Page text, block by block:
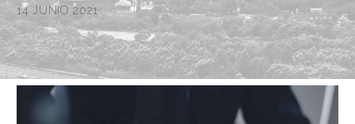
14 JUNIO 2021